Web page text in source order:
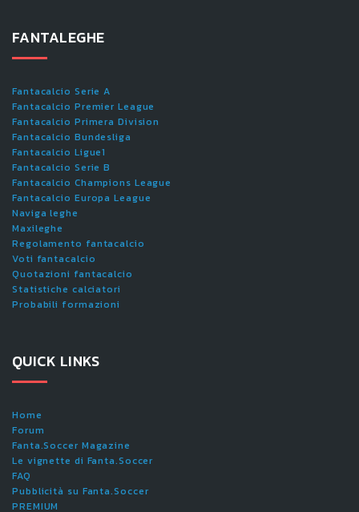
FANTALEGHE
Fantacalcio Serie A
Fantacalcio Premier League
Fantacalcio Primera Division
Fantacalcio Bundesliga
Fantacalcio Ligue1
Fantacalcio Serie B
Fantacalcio Champions League
Fantacalcio Europa League
Naviga leghe
Maxileghe
Regolamento fantacalcio
Voti fantacalcio
Quotazioni fantacalcio
Statistiche calciatori
Probabili formazioni
QUICK LINKS
Home
Forum
Fanta.Soccer Magazine
Le vignette di Fanta.Soccer
FAQ
Pubblicità su Fanta.Soccer
PREMIUM